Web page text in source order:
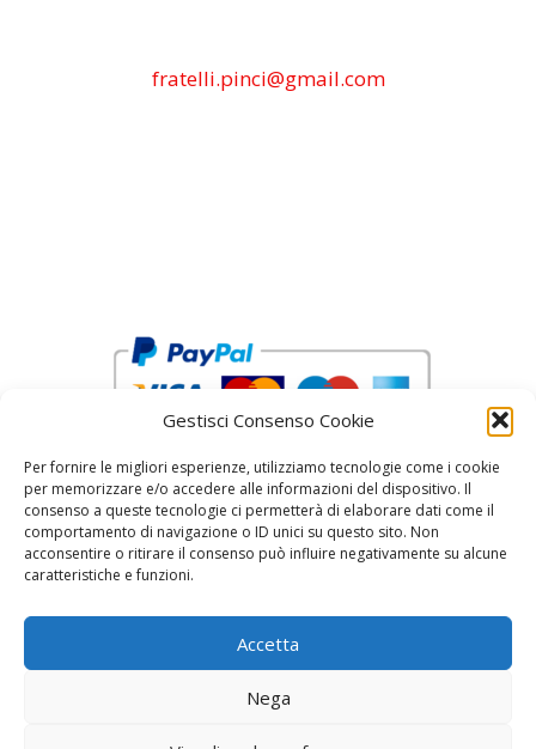
Gestisci Consenso Cookie
Per fornire le migliori esperienze, utilizziamo tecnologie come i cookie
per memorizzare e/o accedere alle informazioni del dispositivo. Il
consenso a queste tecnologie ci permetterà di elaborare dati come il
comportamento di navigazione o ID unici su questo sito. Non
acconsentire o ritirare il consenso può influire negativamente su alcune
caratteristiche e funzioni.
Accetta
Nega
fratelli.pinci@gmail.com
reCAPTCHA Google’s Privacy Policy and